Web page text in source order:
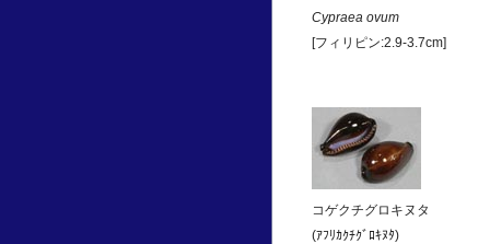
Cypraea ovum
[フィリピン:2.9-3.7cm]
コゲクチグロキヌタ
(ｱﾌﾘｶｸﾁｸﾞﾛｷﾇﾀ)